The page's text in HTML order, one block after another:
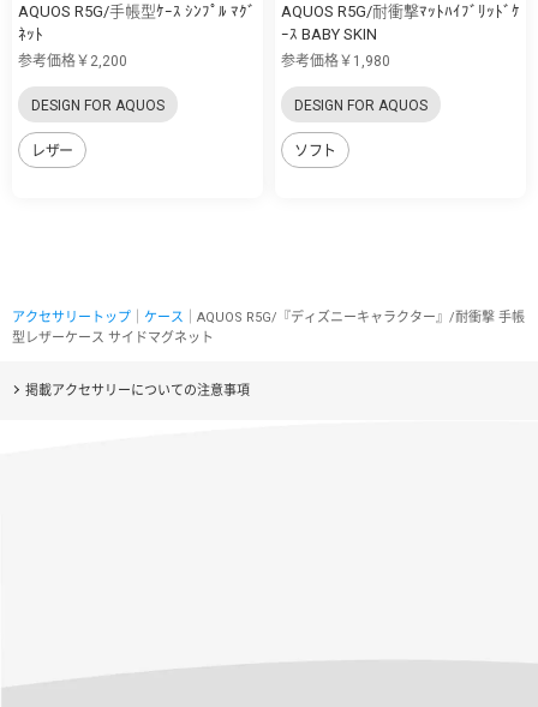
AQUOS R5G/手帳型ｹｰｽ ｼﾝﾌﾟﾙ ﾏｸﾞ
ﾈｯﾄ
参考価格￥2,200
DESIGN FOR AQUOS
レザー
AQUOS R5G/耐衝撃ﾏｯﾄﾊｲﾌﾞﾘｯﾄﾞｹ
ｰｽ BABY SKIN
参考価格￥1,980
DESIGN FOR AQUOS
ソフト
アクセサリートップ ケース ｜AQUOS R5G/『ディズニーキャラクター』/耐衝撃 手帳
型レザーケース サイドマグネット
掲載アクセサリーについての注意事項